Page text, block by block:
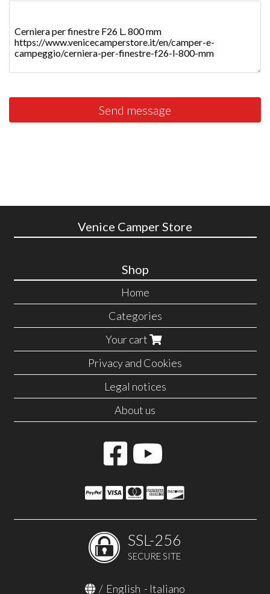
Send message
Venice Camper Store
Shop
Home
Categories
Your cart
Privacy and Cookies
Legal notices
About us
SSL-256
SECURE SITE
/ English - Italiano